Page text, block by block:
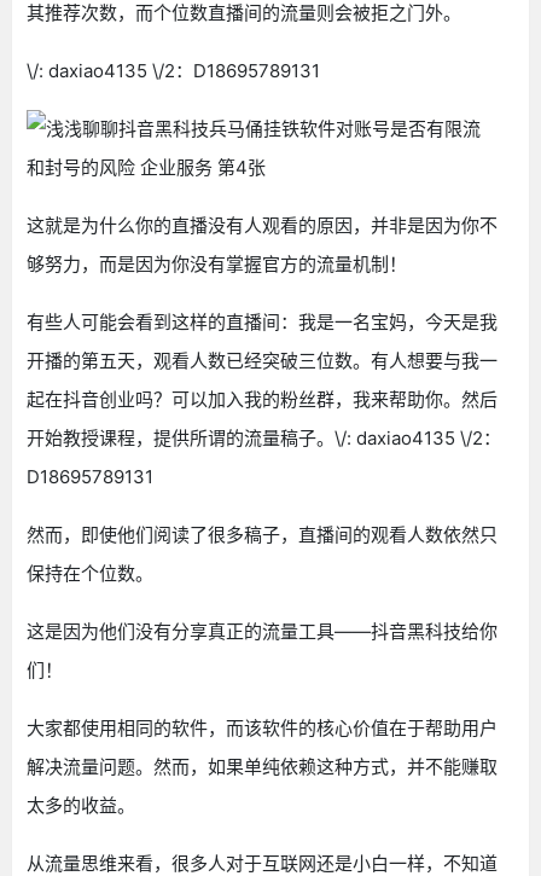
其推荐次数，而个位数直播间的流量则会被拒之门外。
\/: daxiao4135 \/2：D18695789131
这就是为什么你的直播没有人观看的原因，并非是因为你不
够努力，而是因为你没有掌握官方的流量机制！
有些人可能会看到这样的直播间：我是一名宝妈，今天是我
开播的第五天，观看人数已经突破三位数。有人想要与我一
起在抖音创业吗？可以加入我的粉丝群，我来帮助你。然后
开始教授课程，提供所谓的流量稿子。\/: daxiao4135 \/2：
D18695789131
然而，即使他们阅读了很多稿子，直播间的观看人数依然只
保持在个位数。
这是因为他们没有分享真正的流量工具——抖音黑科技给你
们！
大家都使用相同的软件，而该软件的核心价值在于帮助用户
解决流量问题。然而，如果单纯依赖这种方式，并不能赚取
太多的收益。
从流量思维来看，很多人对于互联网还是小白一样，不知道